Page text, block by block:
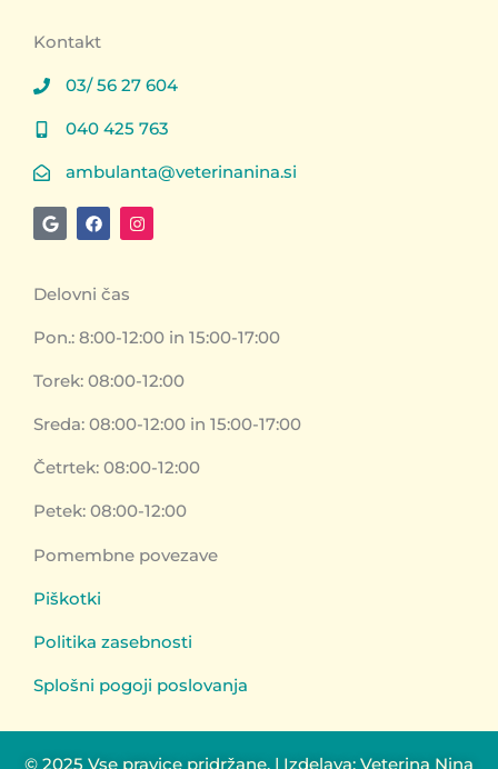
Kontakt
03/ 56 27 604
040 425 763
ambulanta@veterinanina.si
G
o
e
F
a
o
k
I
n
a
m
Delovni čas
Pon.: 8:00-12:00 in 15:00-17:00
Torek: 08:00-12:00
Sreda: 08:00-12:00 in 15:00-17:00
Četrtek: 08:00-12:00
Petek: 08:00-12:00
Pomembne povezave
Piškotki
Politika zasebnosti
Splošni pogoji poslovanja